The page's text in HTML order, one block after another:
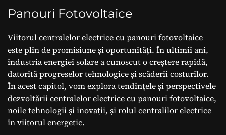
Panouri Fotovoltaice
Viitorul centralelor electrice cu panouri fotovoltaice
este plin de promisiune și oportunități. În ultimii ani,
industria energiei solare a cunoscut o creștere rapidă,
datorită progreselor tehnologice și scăderii costurilor.
În acest capitol, vom explora tendințele și perspectivele
dezvoltării centralelor electrice cu panouri fotovoltaice,
noile tehnologii și inovații, și rolul centralilor electrice
în viitorul energetic.